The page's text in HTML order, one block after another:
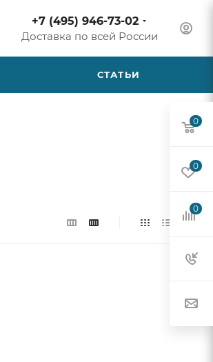
+7 (495) 946-73-02
Доставка по всей России
СТАТЬИ
0
0
0